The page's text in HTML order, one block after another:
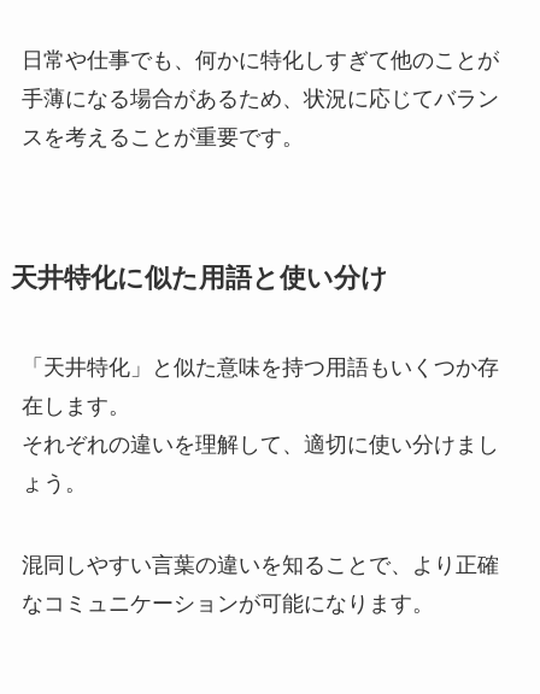
日常や仕事でも、何かに特化しすぎて他のことが
手薄になる場合があるため、状況に応じてバラン
スを考えることが重要です。
天井特化に似た用語と使い分け
「天井特化」と似た意味を持つ用語もいくつか存
在します。
それぞれの違いを理解して、適切に使い分けまし
ょう。
混同しやすい言葉の違いを知ることで、より正確
なコミュニケーションが可能になります。